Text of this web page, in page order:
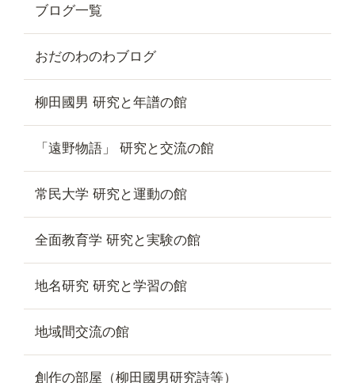
ブログ一覧
おだのわのわブログ
柳田國男 研究と年譜の館
「遠野物語」 研究と交流の館
常民大学 研究と運動の館
全面教育学 研究と実験の館
地名研究 研究と学習の館
地域間交流の館
創作の部屋（柳田國男研究詩等）